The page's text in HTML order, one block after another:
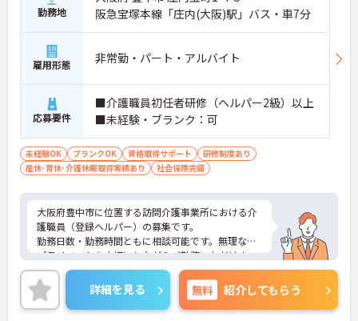
勤務地
阪急宝塚本線「庄内(大阪)駅」バス・車7分
雇用形態 非常勤・パート・アルバイト
応募要件
■介護職員初任者研修（ヘルパー2級）以上
■未経験・ブランク：可
未経験OK ブランクOK 資格取得サポート
研修制度あり
産休･育休･介護休暇取得実績あり
社会保険完備
大阪府豊中市に位置する訪問介護事業所における介
護職員（登録ヘルパー）の募集です。
勤務日数・勤務時間ともに相談可能です。無理なく
プライベートを大切にしながらご勤務いただけま
す。
ご興味のある方には、面接対策ポイントなど、さら
に詳細をご案内しますのでお気軽にご相談くださ
い！
詳細を見る 無料 紹介してもらう